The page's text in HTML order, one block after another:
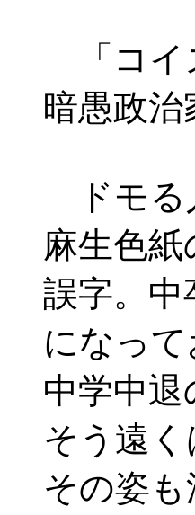
「コイ
暗愚政
ドモる
麻生色
誤字。
になっ
中学中
そう遠
その姿